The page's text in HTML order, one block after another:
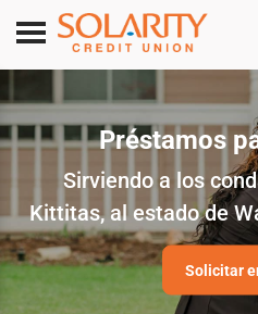
Toggle
navigation
Préstamos
Sirviendo a los
Kittitas, al estado de
Solicitar